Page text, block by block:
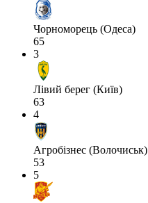
Чорноморець (Одеса)
65
3
Лівий берег (Київ)
63
4
Агробізнес (Волочиськ)
53
5